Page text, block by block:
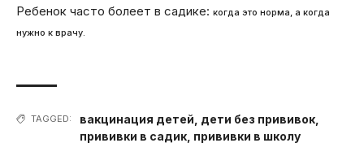
Ребенок часто болеет в садике: когда это норма, а когда
нужно к врачу.
TAGGED: вакцинация детей дети без прививок
прививки в садик прививки в школу